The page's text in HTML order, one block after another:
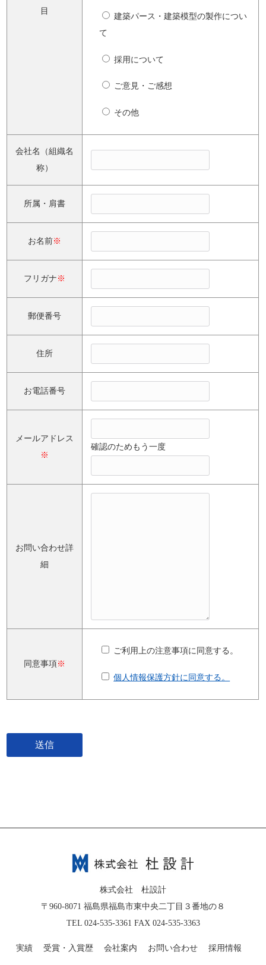
目
建築パース・建築模型の製作につい
て
採用について
ご意見・ご感想
その他
会社名（組織名
称）
所属・肩書
お名前※
フリガナ ※
郵便番号
住所
お電話番号
メールアドレス
※
確認のためもう一度
お問い合わせ詳
細
同意事項 ※
ご利用上の注意事項に同意する。
個人情報保護方針に同意する。
株式会社 杜設計
〒960-8071 福島県福島市東中央二丁目３番地の８
TEL 024-535-3361 FAX 024-535-3363
実績 受賞・入賞歴 会社案内 お問い合わせ 採用情報